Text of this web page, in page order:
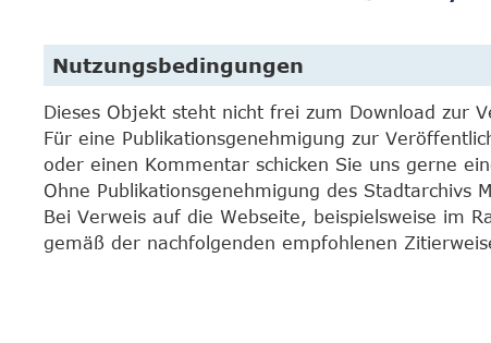
Nutzungsbedingungen
Dieses Objekt steht nicht frei zum Download zur
Für eine Publikationsgenehmigung zur
oder einen Kommentar schicken Sie uns gerne
Ohne Publikationsgenehmigung des
Bei Verweis auf die Webseite, beispielsweise im
gemäß der nachfolgenden empfohlenen